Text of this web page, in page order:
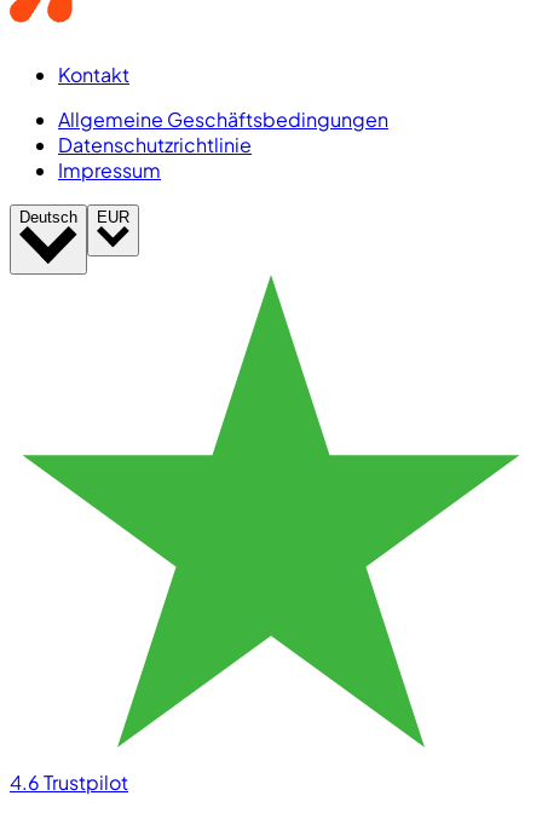
Kontakt
Allgemeine Geschäftsbedingungen
Datenschutzrichtlinie
Impressum
Deutsch EUR
4.6Trustpilot